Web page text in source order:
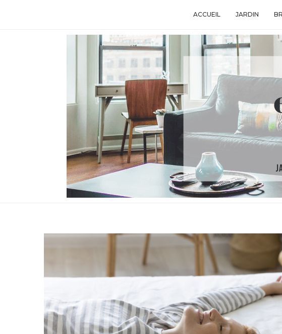
ACCUEIL JARDIN